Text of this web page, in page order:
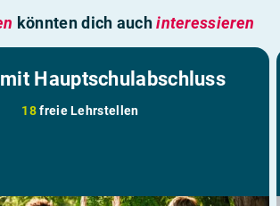
könnten dich auchinteressieren
Hauptschulabschluss
18freie Lehrstellen